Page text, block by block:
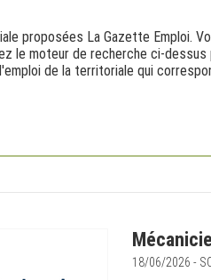
proposées La Gazette Emploi.
le moteur de recherche ci-
de la territoriale qui
18/06/2026 -